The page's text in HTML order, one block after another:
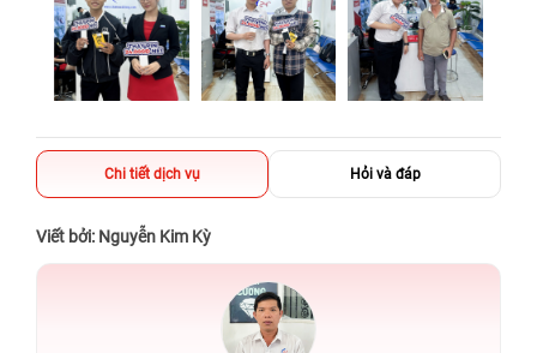
Chi tiết dịch vụ Hỏi và đáp
Viết bởi: Nguyễn Kim Kỳ